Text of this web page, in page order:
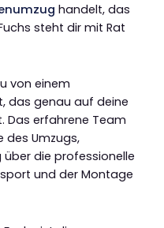
handelt, das
steht dir mit Rat
von einem
das genau auf deine
Das erfahrene Team
des Umzugs,
die professionelle
und der Montage